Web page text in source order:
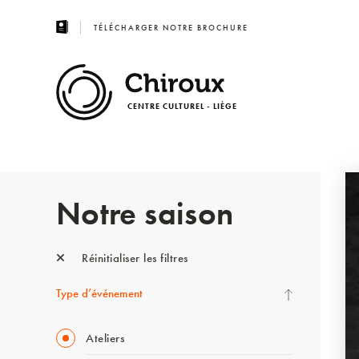
TÉLÉCHARGER NOTRE BROCHURE
CENTRE CULTUREL - LIÈGE
Notre saison
Réinitialiser les filtres
Type d’événement
Ateliers